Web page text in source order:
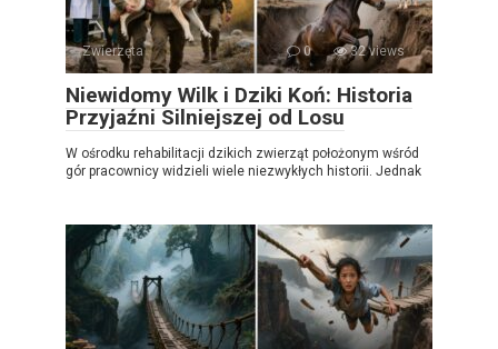
Zwierzęta 0 32 views
Niewidomy Wilk i Dziki Koń: Historia
Przyjaźni Silniejszej od Losu
W ośrodku rehabilitacji dzikich zwierząt położonym wśród
gór pracownicy widzieli wiele niezwykłych historii. Jednak